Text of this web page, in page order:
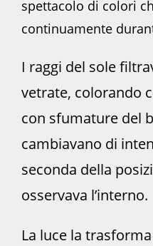
spettacolo di colori
continuamente
I raggi del sole
vetrate, colorando
con sfumature del
cambiavano di
seconda della
osservava l’interno.
La luce la